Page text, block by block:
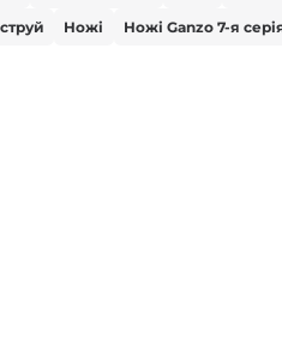
Ножі Ножі Ganzo 7-я